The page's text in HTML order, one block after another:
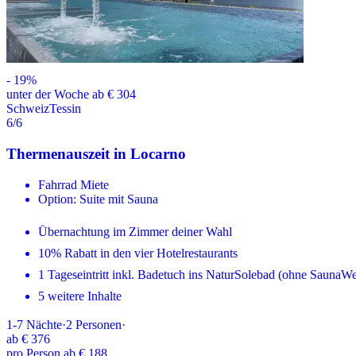
- 19%
unter der Woche ab € 304
SchweizTessin
6/6
Thermenauszeit in Locarno
Fahrrad Miete
Option: Suite mit Sauna
Übernachtung im Zimmer deiner Wahl
10% Rabatt in den vier Hotelrestaurants
1 Tageseintritt inkl. Badetuch ins NaturSolebad (ohne
5 weitere Inhalte
1-7 Nächte·2 Personen·
ab € 376
pro Person ab € 188